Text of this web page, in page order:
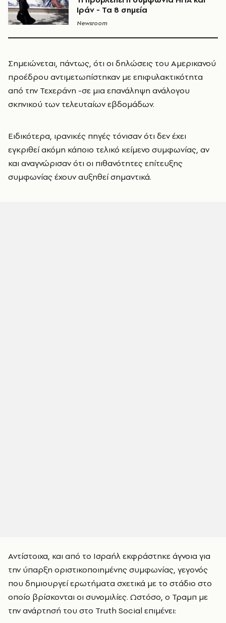
Ιράν - Τα 8 σημεία
Newsroom
Σημειώνεται, πάντως, ότι οι δηλώσεις του Αμερικανού
προέδρου αντιμετωπίστηκαν με επιφυλακτικότητα
από την Τεχεράνη -σε μια επανάληψη ανάλογου
σκηνικού των τελευταίων εβδομάδων.
Ειδικότερα, ιρανικές πηγές τόνισαν ότι δεν έχει
εγκριθεί ακόμη κάποιο τελικό κείμενο συμφωνίας, αν
και αναγνώρισαν ότι οι πιθανότητες επίτευξης
συμφωνίας έχουν αυξηθεί σημαντικά.
Αντίστοιχα, και από το Ισραήλ εκφράστηκε άγνοια για
την ύπαρξη οριστικοποιημένης συμφωνίας, γεγονός
που δημιουργεί ερωτήματα σχετικά με το στάδιο στο
οποίο βρίσκονται οι συνομιλίες. Ωστόσο, ο Τραμπ με
την ανάρτησή του στο Truth Social επιμένει: